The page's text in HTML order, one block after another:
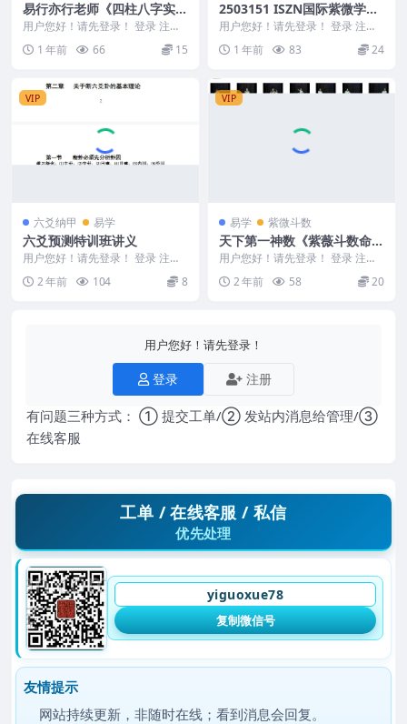
易行亦行老师《四柱八字实战
职业班（子平+滴天髓+盲
派）》教学视频39集Y
用户您好！请先登录！ 登录 注册
易行亦行老师《四柱八字实战职业
班（子平+滴天髓...
1 年前 66 15
2503151 ISZN国际紫微学会-
大耕紫微斗数10套
用户您好！请先登录！ 登录 注册 I
SZN国际紫微学会-大耕紫微斗数
1 【基...
1 年前 83 24
VIP
六爻纳甲 易学
六爻预测特训班讲义
用户您好！请先登录！ 登录 注册
邵伟中六爻预测特训班讲义 Y2302
-193-...
2 年前 104 8
VIP
易学 紫微斗数
天下第一神数《紫薇斗数命里
学》进阶篇，大量实战案例教
你预测方法技巧！
用户您好！请先登录！ 登录 注册
天下第一神数《紫薇斗数命里学》
进阶篇，大量实战...
2 年前 58 20
用户您好！请先登录！
登录 注册
有问题三种方式： ① 提交工单/② 发站内消息给管理/③
在线客服
工单 / 在线客服 / 私信
优先处理
yiguoxue78
复制微信号
友情提示
网站持续更新，非随时在线；看到消息会回复。